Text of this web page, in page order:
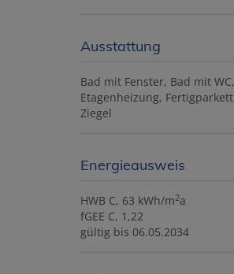
Ausstattung
Bad mit Fenster Bad mit WC
Etagenheizung Fertigparkett
Ziegel
Energieausweis
HWB C, 63 kWh/m2a
fGEE C, 1,22
gültig bis 06.05.2034